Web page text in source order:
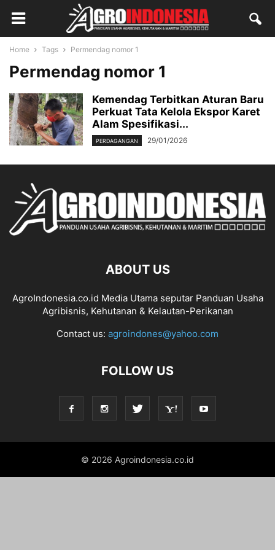
Home Tags Permendag nomor 1
Permendag nomor 1
Kemendag Terbitkan Aturan Baru
Perkuat Tata Kelola Ekspor Karet
Alam Spesifikasi...
PERDAGANGAN 29/01/2026
ABOUT US
AgroIndonesia.co.id Media Utama seputar Panduan Usaha
Agribisnis, Kehutanan & Kelautan-Perikanan
Contact us: agroindones@yahoo.com
FOLLOW US
© 2026 Agroindonesia.co.id